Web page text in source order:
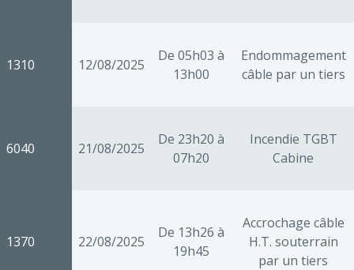
1310 12/08/2025
De 05h03 à
13h00
Endommagement
câble par un tiers
6040 21/08/2025
De 23h20 à
07h20
Incendie TGBT
Cabine
1370 22/08/2025
De 13h26 à
19h45
Accrochage câble
H.T. souterrain
par un tiers